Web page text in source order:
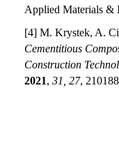
Applied Materials &
[4] M. Krystek, A.
Cementitious
Construction
2021, 31, 27,